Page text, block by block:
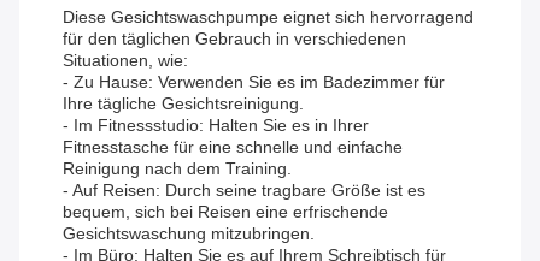
Diese Gesichtswaschpumpe eignet sich hervorragend
für den täglichen Gebrauch in verschiedenen
Situationen, wie:
- Zu Hause: Verwenden Sie es im Badezimmer für
Ihre tägliche Gesichtsreinigung.
- Im Fitnessstudio: Halten Sie es in Ihrer
Fitnesstasche für eine schnelle und einfache
Reinigung nach dem Training.
- Auf Reisen: Durch seine tragbare Größe ist es
bequem, sich bei Reisen eine erfrischende
Gesichtswaschung mitzubringen.
- Im Büro: Halten Sie es auf Ihrem Schreibtisch für